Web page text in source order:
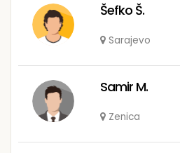
Šefko Š.
Sarajevo
Samir M.
Zenica